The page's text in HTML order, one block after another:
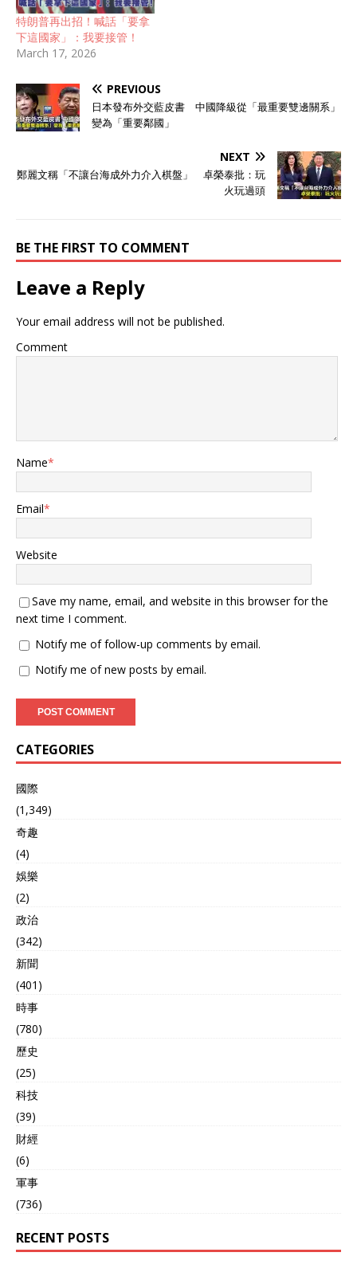
特朗普再出招！喊話「要拿
下這國家」：我要接管！
March 17, 2026
PREVIOUS
日本發布外交藍皮書 中國降級從「最重要雙邊關系」
變為「重要鄰國」
NEXT
鄭麗文稱「不讓台海成外力介入棋盤」 卓榮泰批：玩
火玩過頭
BE THE FIRST TO COMMENT
Leave a Reply
Your email address will not be published.
Comment
Name*
Email*
Website
Save my name, email, and website in this browser for the
next time I comment.
Notify me of follow-up comments by email.
Notify me of new posts by email.
CATEGORIES
國際
(1,349)
奇趣
(4)
娛樂
(2)
政治
(342)
新聞
(401)
時事
(780)
歷史
(25)
科技
(39)
財經
(6)
軍事
(736)
RECENT POSTS